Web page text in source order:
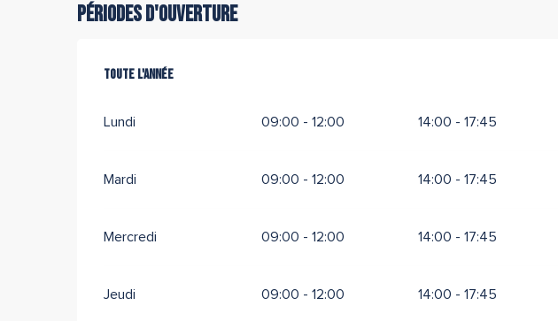
Périodes d'ouverture
Toute l'année
Toute l'année
Lundi 09:00 - 12:00 14:00 - 17:45
Mardi 09:00 - 12:00 14:00 - 17:45
Mercredi 09:00 - 12:00 14:00 - 17:45
Jeudi 09:00 - 12:00 14:00 - 17:45